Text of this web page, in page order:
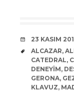
DATE
23 KASIM
TAGS
ALCAZAR,
CATEDRAL,
DENEYIM,
GERONA,
KLAVUZ,